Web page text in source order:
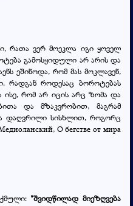
რათა ვერ მოეკლა იგი ყოველ
გამოსყიდული არ არის და
ეშინოდა, რომ მას მოკლავენ,
რადგან როდესაც ბოროტებას
ისე, რომ არ იცის არც ზომა და
და მზაკვრობით, მაგრამ
დაღვრილი სისხლით, როგორც
О бегстве от мира
"შვიდწილად მიეზღვება